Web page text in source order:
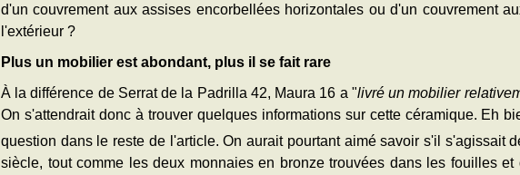
d'un couvrement aux assises encorbellées horizontales ou d'un couvrement
l'extérieur ?
Plus un mobilier est abondant, plus il se fait rare
À la différence de Serrat de la Padrilla 42, Maura 16 a "livré un mobilier
On s'attendrait donc à trouver quelques informations sur cette céramique. Eh
question dans le reste de l'article. On aurait pourtant aimé savoir s'il s'agissait
siècle, tout comme les deux monnaies en bronze trouvées dans les fouilles